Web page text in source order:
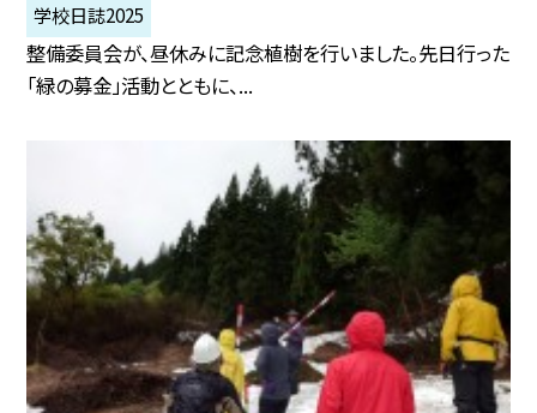
学校日誌2025
整備委員会が、昼休みに記念植樹を行いました。先日行った
「緑の募金」活動とともに、...